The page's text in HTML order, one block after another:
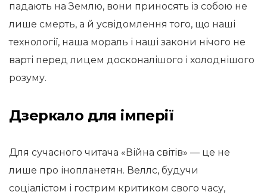
падають на Землю, вони приносять із собою не
лише смерть, а й усвідомлення того, що наші
технології, наша мораль і наші закони нічого не
варті перед лицем досконалішого і холоднішого
розуму.
Дзеркало для імперії
Для сучасного читача «Війна світів» — це не
лише про інопланетян. Веллс, будучи
соціалістом і гострим критиком свого часу,